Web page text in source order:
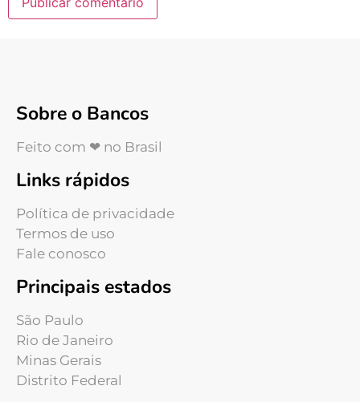
Sobre o Bancos
Feito com ❤ no Brasil
Links rápidos
Política de privacidade
Termos de uso
Fale conosco
Principais estados
São Paulo
Rio de Janeiro
Minas Gerais
Distrito Federal